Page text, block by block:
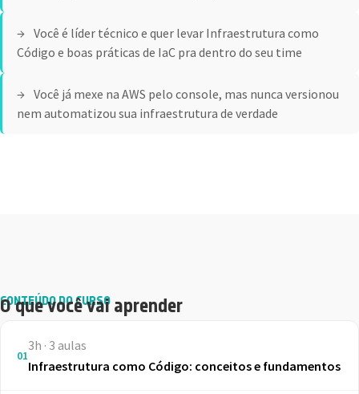
Você é líder técnico e quer levar Infraestrutura como
Código e boas práticas de IaC pra dentro do seu time
Você já mexe na AWS pelo console, mas nunca versionou
nem automatizou sua infraestrutura de verdade
CONTEÚDO DO CURSO
O que você vai aprender
01
3h · 3 aulas
Infraestrutura como Código: conceitos e fundamentos